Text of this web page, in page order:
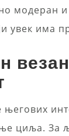
модеран и
увек има
циља. За